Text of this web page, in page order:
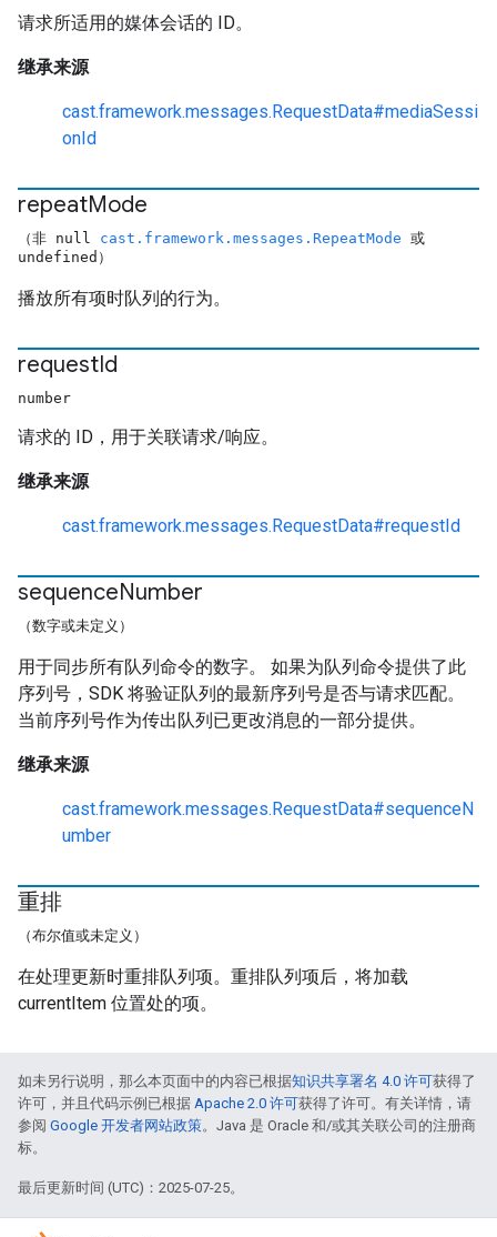
请求所适用的媒体会话的 ID。
继承来源
cast.framework.messages.RequestData#mediaSessi
onId
repeatMode
（非 null cast.framework.messages.RepeatMode 或
undefined）
播放所有项时队列的行为。
requestId
number
请求的 ID，用于关联请求/响应。
继承来源
cast.framework.messages.RequestData#requestId
sequenceNumber
（数字或未定义）
用于同步所有队列命令的数字。 如果为队列命令提供了此
序列号，SDK 将验证队列的最新序列号是否与请求匹配。
当前序列号作为传出队列已更改消息的一部分提供。
继承来源
cast.framework.messages.RequestData#sequenceN
umber
重排
（布尔值或未定义）
在处理更新时重排队列项。重排队列项后，将加载
currentItem 位置处的项。
如未另行说明，那么本页面中的内容已根据知识共享署名 4.0 许可获得了
许可，并且代码示例已根据 Apache 2.0 许可获得了许可。有关详情，请
参阅 Google 开发者网站政策。Java 是 Oracle 和/或其关联公司的注册商
标。
最后更新时间 (UTC)：2025-07-25。